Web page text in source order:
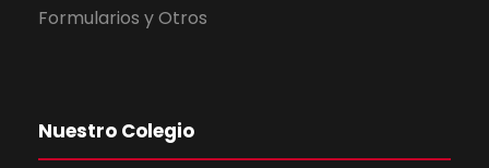
Formularios y Otros
Nuestro Colegio